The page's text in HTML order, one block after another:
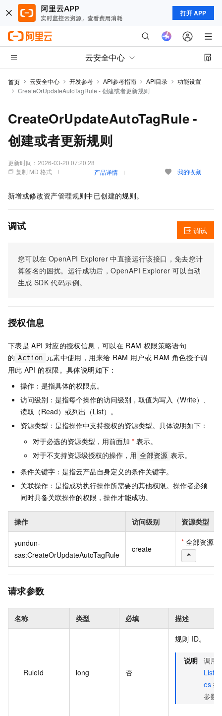
打开 APP
云安全中心
首页 云安全中心 开发参考 API参考指南 API目录
功能设置
CreateOrUpdateAutoTagRule - 创建或者更新规则
CreateOrUpdateAutoTagRule -
创建或者更新规则
更新时间： 2026-03-20 07:20:28
复制 MD 格式
产品详情 我的收藏
新增或修改资产管理规则中已创建的规则。
调试
您可以在 OpenAPI Explorer 中直接运行该接口，免去您计
算签名的困扰。运行成功后，OpenAPI Explorer 可以自动
生成 SDK 代码示例。
调试
授权信息
下表是 API 对应的授权信息，可以在 RAM 权限策略语句
的 Action 元素中使用，用来给 RAM 用户或 RAM 角色授予调
用此 API 的权限。具体说明如下：
操作：是指具体的权限点。
访问级别：是指每个操作的访问级别，取值为写入（Write）、
读取（Read）或列出（List）。
资源类型：是指操作中支持授权的资源类型。具体说明如下：
对于必选的资源类型，用前面加 * 表示。
对于不支持资源级授权的操作，用 全部资源 表示。
条件关键字：是指云产品自身定义的条件关键字。
关联操作：是指成功执行操作所需要的其他权限。操作者必须
同时具备关联操作的权限，操作才能成功。
操作 访问级别 资源类型
yundun-
sas:CreateOrUpdateAutoTagRule
create
* 全部资源
*
请求参数
名称 类型 必填 描述
RuleId long 否
规则 ID。
说明 调用
es 接
参数